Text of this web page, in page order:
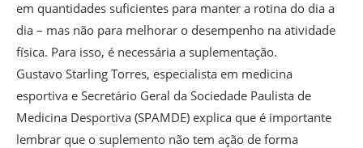
em quantidades suficientes para manter a rotina do dia a
dia – mas não para melhorar o desempenho na atividade
física. Para isso, é necessária a suplementação.
Gustavo Starling Torres, especialista em medicina
esportiva e Secretário Geral da Sociedade Paulista de
Medicina Desportiva (SPAMDE) explica que é importante
lembrar que o suplemento não tem ação de forma